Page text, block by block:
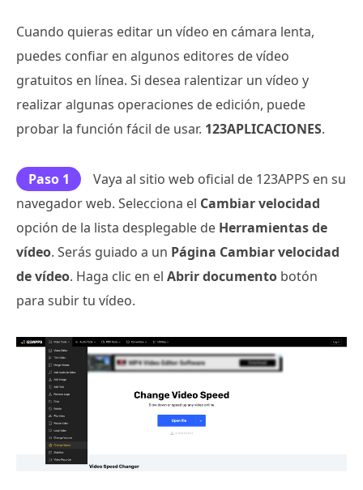
Cuando quieras editar un vídeo en cámara lenta,
puedes confiar en algunos editores de vídeo
gratuitos en línea. Si desea ralentizar un vídeo y
realizar algunas operaciones de edición, puede
probar la función fácil de usar. 123APLICACIONES.
Paso 1
Vaya al sitio web oficial de 123APPS en su
navegador web. Selecciona el Cambiar velocidad
opción de la lista desplegable de Herramientas de
vídeo. Serás guiado a un Página Cambiar velocidad
de vídeo. Haga clic en el Abrir documento botón
para subir tu vídeo.